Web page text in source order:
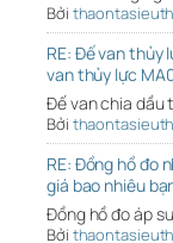
Bởi
RE: Đế van thủy
van thủy lực
Đế van chia dầu
Bởi
RE: Đồng hồ đo
giá bao nhiêu
Đồng hồ đo áp
Bởi